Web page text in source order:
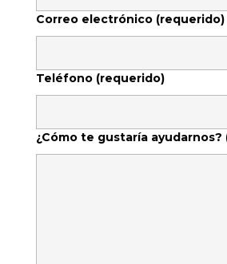
Correo electrónico (requerido)
Teléfono (requerido)
¿Cómo te gustarí­a